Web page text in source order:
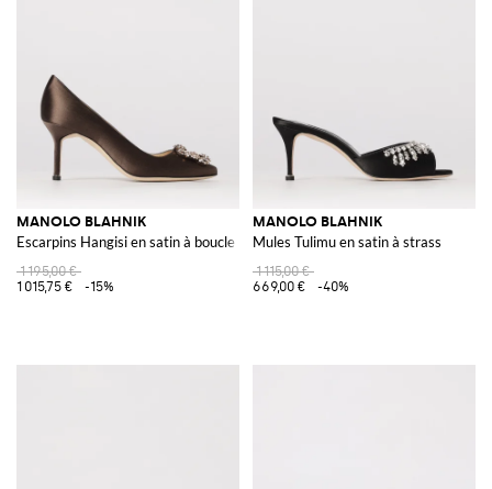
MANOLO BLAHNIK
Escarpins Hangisi en satin à boucle bijou
1 195,00 €
1 015,75 €
-15%
MANOLO BLAHNIK
Mules Tulimu en satin à strass
1 115,00 €
669,00 €
-40%